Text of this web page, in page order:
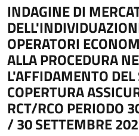
INDAGINE DI
OPERATORI
ALLA PROCEDURA
L'AFFIDAMENTO
COPERTURA
RCT/RCO PERIODO
/ 30 SETTEMBRE